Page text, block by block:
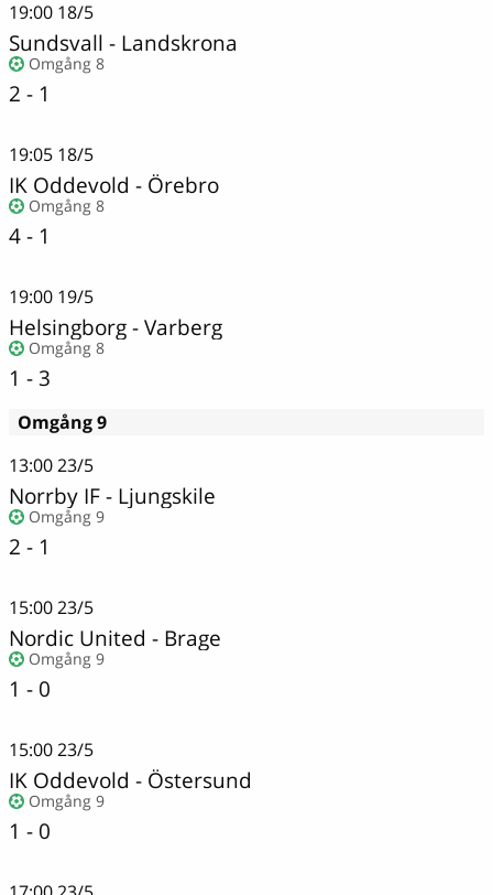
19:00 18/5
Sundsvall - Landskrona
Omgång 8
2 - 1
19:05 18/5
IK Oddevold - Örebro
Omgång 8
4 - 1
19:00 19/5
Helsingborg-Varberg
Omgång 8
1 - 3
Omgång 9
13:0023/5
Norrby IF- Ljungskile
Omgång 9
2 - 1
15:0023/5
Nordic United - Brage
Omgång 9
1 - 0
15:0023/5
IK Oddevold - Östersund
Omgång 9
1 - 0